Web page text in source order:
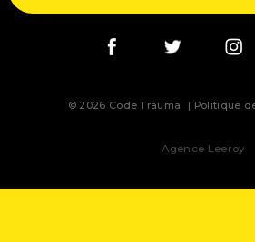
© 2026 Code Trauma Politique
Agence Leeroy